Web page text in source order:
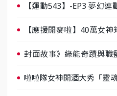
【運動543】-EP3 夢幻
【應援開麥啦】40萬女
封面故事》綠能奇蹟與職
啦啦隊女神開酒大秀「靈